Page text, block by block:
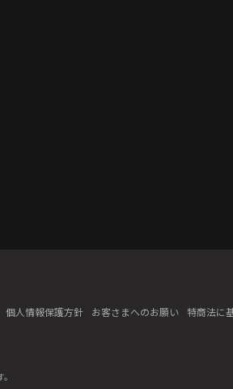
個人情報保護方針 お客さまへのお願い 特商法に